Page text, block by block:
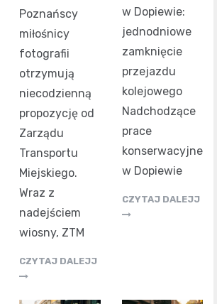
Poznańscy
miłośnicy
fotografii
otrzymują
niecodzienną
propozycję od
Zarządu
Transportu
Miejskiego.
Wraz z
nadejściem
wiosny, ZTM
CZYTAJ DALEJJ
w Dopiewie:
jednodniowe
zamknięcie
przejazdu
kolejowego
Nadchodzące
prace
konserwacyjne
w Dopiewie
CZYTAJ DALEJJ